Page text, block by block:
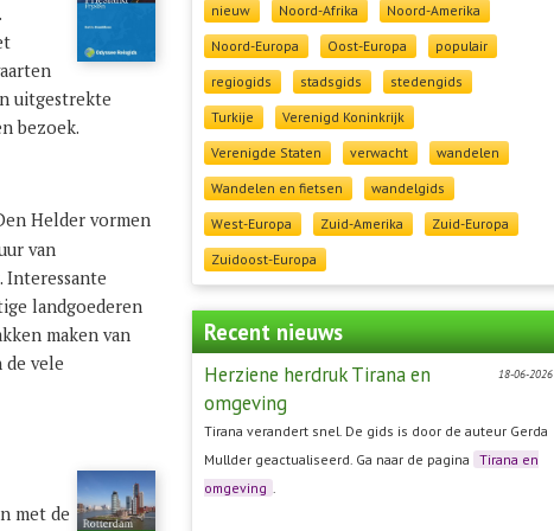
nieuw
Noord-Afrika
Noord-Amerika
Noord-Europa
Oost-Europa
populair
regiogids
stadsgids
stedengids
Turkije
Verenigd Koninkrijk
Verenigde Staten
verwacht
wandelen
Wandelen en fietsen
wandelgids
West-Europa
Zuid-Amerika
Zuid-Europa
Zuidoost-Europa
Recent nieuws
18-06-2026
Herziene herdruk Tirana en
omgeving
Tirana verandert snel. De gids is door de auteur Gerda
Mullder geactualiseerd. Ga naar de pagina Tirana en
omgeving .
.
uitgestrekte
bezoek.
Helder vormen
van
Interessante
landgoederen
maken van
de vele
met de